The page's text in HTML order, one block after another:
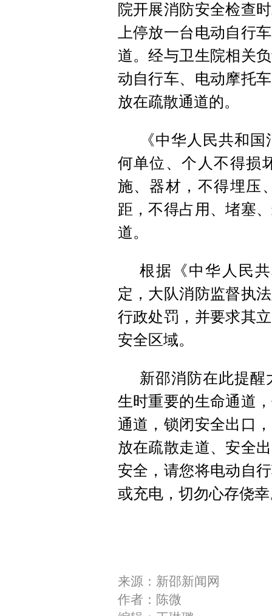
院开展消防安全检查
上停放一台电动自行
道。经与卫生院相关
动自行车、电动摩托
放在疏散通道的。
《中华人民共和
何单位、个人不得损
施、器材，不得埋压
距，不得占用、堵塞
道。
根据《中华人民
定，大队消防监督执
行政处罚，并要求其
安全区域。
新邵消防在此提
生时重要的生命通道
通道，锁闭安全出口
放在疏散走道、安全
安全，请您将电动自
或充电，切勿心存侥
来源：新邵新闻网
作者：陈微